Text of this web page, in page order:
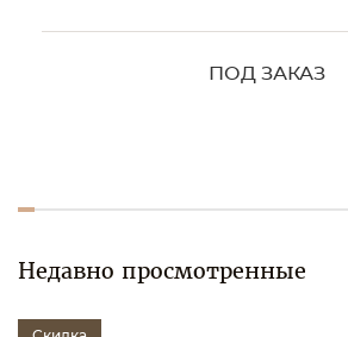
ПОД ЗАКАЗ
Недавно просмотренные